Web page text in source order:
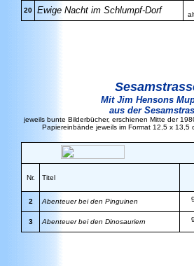
20 Ewige Nacht im Schlumpf-Dorf
Mit Jim Hensons
aus der
jeweils bunte Bilderbücher, erschienen Mitte der
Papiereinbände jeweils im Format 12,5 x 13,5
Nr. Titel
2 Abenteuer bei den Pinguinen
3 Abenteuer bei den Dinosauriern